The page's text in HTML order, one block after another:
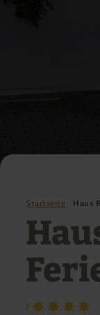
Startseite Haus
F